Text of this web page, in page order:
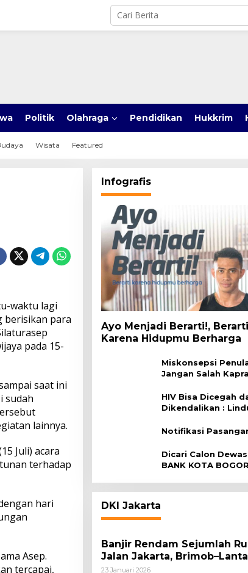
Politik Olahraga Pendidikan Hukkrim
Wisata Featured
waktu lagi
berisikan para
pada 15-
saat ini
sudah
lainnya.
Juli) acara
terhadap
hari
Asep.
tercapai,
Infografis
Ayo Menjadi Berarti!, Berarti
Karena Hidupmu Berharga
Miskonsepsi
Jangan Salah
HIV Bisa Dicegah
Dikendalikan :
Notifikasi
Dicari Calon Dewas
BANK KOTA
DKI Jakarta
Banjir Rendam Sejumlah
Jalan Jakarta,
Polair PMJ Bergerak Cepat,
23 Januari 2026